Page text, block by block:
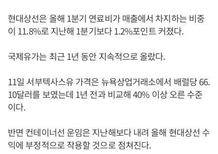
현대상선은 올해 1분기 연료비가 매출에서 차지하는 비중
이 11.8%로 지난해 1분기보다 1.2%포인트 커졌다.
국제유가는 최근 1년 동안 지속적으로 올랐다.
11일 서부텍사스유 가격은 뉴욕상업거래소에서 배럴당 66.
10달러를 보였는데 1년 전과 비교해 40% 이상 오른 수준
이다.
반면 컨테이너선 운임은 지난해보다 내려 올해 현대상선 수
익에 부정적으로 작용할 것으로 점쳐진다.